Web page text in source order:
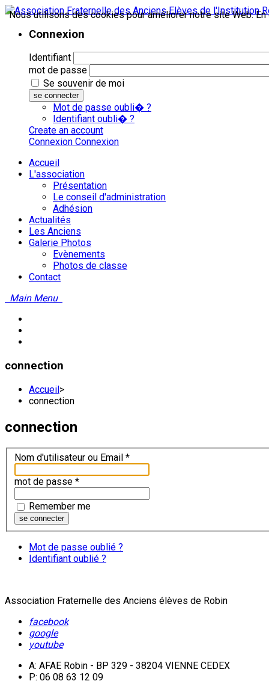
Connexion
Identifiant
mot de passe
Se souvenir de moi
se connecter
Mot de passe oubli� ?
Identifiant oubli� ?
Create an account
Connexion Connexion
Accueil
L'association
Présentation
Le conseil d'administration
Adhésion
Actualités
Les Anciens
Galerie Photos
Evènements
Photos de classe
Contact
Main Menu
connection
Accueil>
connection
connection
Nom d'utilisateur ou Email *
mot de passe *
Remember me
se connecter
Mot de passe oublié ?
Identifiant oublié ?
Association Fraternelle des Anciens élèves de Robin
facebook
google
youtube
A: AFAE Robin - BP 329 - 38204 VIENNE CEDEX
P: 06 08 63 12 09
Nous utilisons des cookies pour améliorer notre site Web.